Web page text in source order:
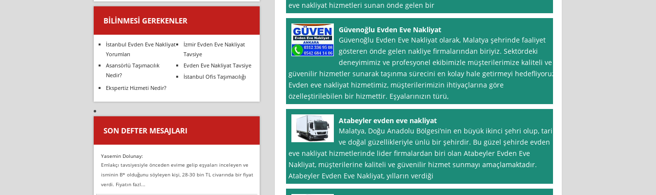
eve nakliyat hizmetleri sunan önde gelen bir
Güvenoğlu Evden Eve Nakliyat
Güvenoğlu Evden Eve Nakliyat olarak, Malatya şehrinde faaliyet
gösteren önde gelen nakliye firmalarından biriyiz. Sektördeki
deneyimimiz ve profesyonel ekibimizle müşterilerimize kaliteli ve
güvenilir hizmetler sunarak taşınma sürecini en kolay hale getirmeyi hedefliyoruz.
Evden eve nakliyat hizmetimiz, müşterilerimizin ihtiyaçlarına göre
özelleştirilebilen bir hizmettir. Eşyalarınızın türü,
Atabeyler evden eve nakliyat
Malatya, Doğu Anadolu Bölgesi’nin en büyük ikinci şehri olup, tarih
ve doğal güzellikleriyle ünlü bir şehirdir. Bu güzel şehirde evden
eve nakliyat hizmetlerinde lider firmalardan biri olan Atabeyler Evden Eve
Nakliyat, müşterilerine kaliteli ve güvenilir hizmet sunmayı amaçlamaktadır.
Atabeyler Evden Eve Nakliyat, yılların verdiği
BILINMESI GEREKENLER
İstanbul Evden Eve Nakliyat
Yorumları
İzmir Evden Eve Nakliyat
Tavsiye
Asansörlü Taşımacılık
Nedir?
Evden Eve Nakliyat Tavsiye
İstanbul Ofis Taşımacılığı
Ekspertiz Hizmeti Nedir?
SON DEFTER MESAJLARI
Yasemin Dolunay:
Emlakçı tavsiyesiyle önceden evime gelip eşyaları inceleyen ve
isminin B* olduğunu söyleyen kişi, 28-30 bin TL civarında bir fiyat
verdi. Fiyatın fazl...